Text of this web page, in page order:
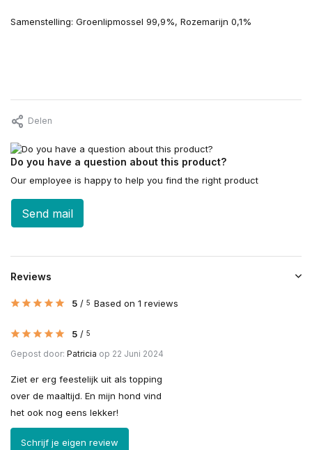
Samenstelling: Groenlipmossel 99,9%, Rozemarijn 0,1%
Delen
Do you have a question about this product?
Our employee is happy to help you find the right product
Send mail
Reviews
5 / 5 Based on 1 reviews
5 / 5
Gepost door: Patricia op 22 Juni 2024
Ziet er erg feestelijk uit als topping
over de maaltijd. En mijn hond vind
het ook nog eens lekker!
Schrijf je eigen review